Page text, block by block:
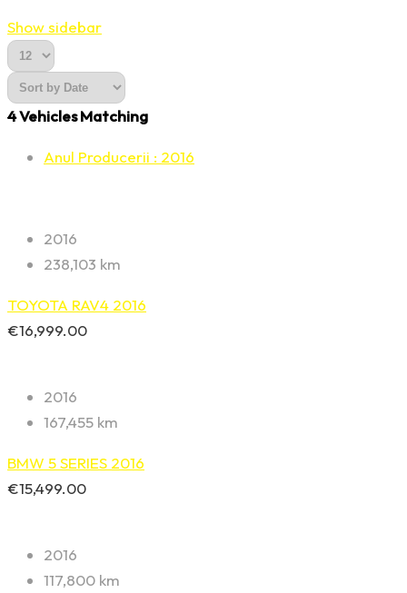
Show sidebar
4Vehicles Matching
Anul Producerii : 2016
2016
238,103 km
TOYOTA RAV4 2016
€16,999.00
2016
167,455 km
BMW 5 SERIES 2016
€15,499.00
2016
117,800 km